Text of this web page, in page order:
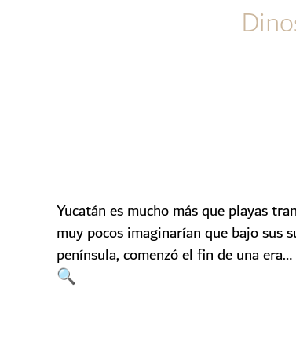
Yucatán es mucho más que playas
muy pocos imaginarían que bajo sus
península,comenzó el fin de una
🔍